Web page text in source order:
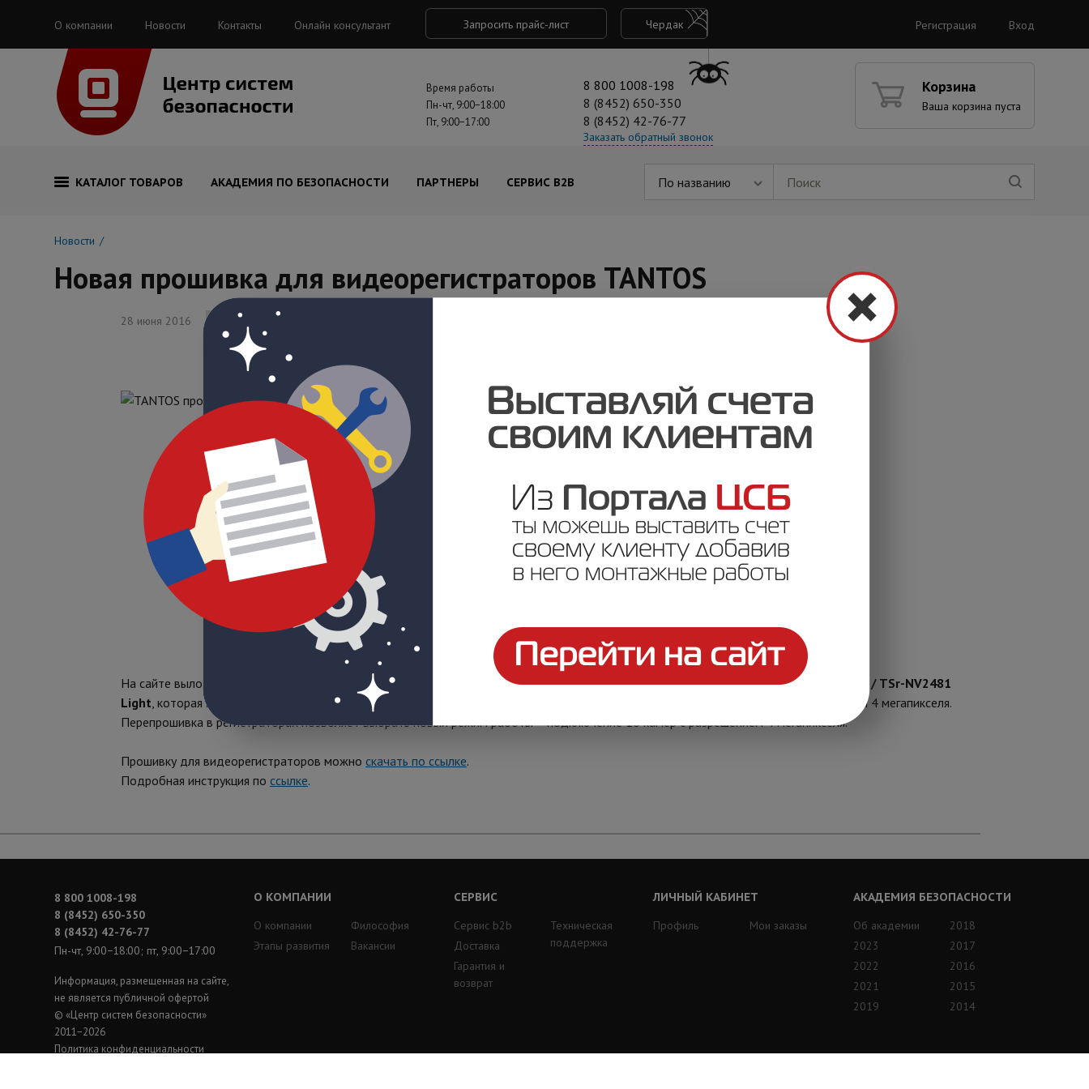
О компании Новости Контакты Онлайн консультант Запросить прайс-лист Чердак Регистрация Вход
Время работы
Пн-чт, 9:00−18:00
Пт, 9:00−17:00
8 800 1008-198
8 (8452) 650-350
8 (8452) 42-76-77
Заказать обратный звонок
Корзина
Ваша корзина пуста
КАТАЛОГ ТОВАРОВ АКАДЕМИЯ ПО БЕЗОПАСНОСТИ ПАРТНЕРЫ СЕРВИС B2B По названию
Новости
Новая прошивка для видеорегистраторов TANTOS
28 июня 2016 Новости
На сайте выложена новая прошивка для видеорегистраторов
TANTOS TSr-NV0812 Light / TSr-NV2421 Light / TSr-NV2442 Light / TSr-NV2481
Light , которая позволяет подключать к регистраторам 16 IP-видеокамер
при разрешении 4 мегапикселя.
Перепрошивка в регистраторах позволяет выбрать новый режим работы – подключение 16 камер с разрешением 4 мегапикселя.
Прошивку для видеорегистраторов можно скачать по ссылке.
Подробная инструкция по ссылке.
8 800 1008-198
8 (8452) 650-350
8 (8452) 42-76-77
Пн-чт, 9:00−18:00; пт, 9:00−17:00
Информация, размещенная на сайте,
не является публичной офертой
© «Центр систем безопасности»
2011−2026
Политика конфиденциальности
О КОМПАНИИ
О компании
Этапы развития
Философия
Вакансии
СЕРВИС
Сервис b2b
Доставка
Гарантия и
возврат
Техническая
поддержка
ЛИЧНЫЙ КАБИНЕТ
Профиль
Мои заказы
АКАДЕМИЯ БЕЗОПАСНОСТИ
Об академии
2023
2022
2021
2019
2018
2017
2016
2015
2014